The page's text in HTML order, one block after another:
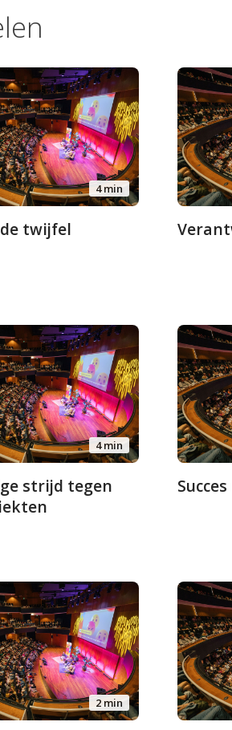
4 min
twijfel
4 min
strijd tegen
2 min